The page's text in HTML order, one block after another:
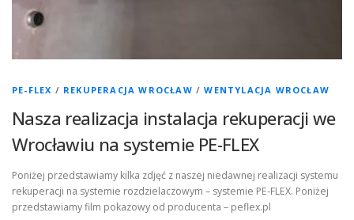
PE-FLEX / REKUPERACJA WROCŁAW /WENTYLACJA WROCŁAW
Nasza realizacja instalacja rekuperacji we
Wrocławiu na systemie PE-FLEX
Poniżej przedstawiamy kilka zdjęć z naszej niedawnej realizacji systemu
rekuperacji na systemie rozdzielaczowym – systemie PE-FLEX. Poniżej
przedstawiamy film pokazowy od producenta – peflex.pl